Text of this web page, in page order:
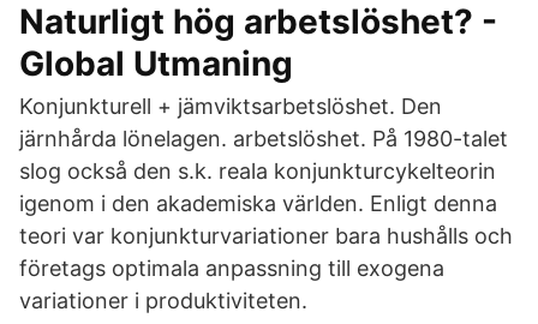
Naturligt hög arbetslöshet? -
Global Utmaning
Konjunkturell + jämviktsarbetslöshet. Den
järnhårda lönelagen. arbetslöshet. På 1980-talet
slog också den s.k. reala konjunkturcykelteorin
igenom i den akademiska världen. Enligt denna
teori var konjunkturvariationer bara hushålls och
företags optimala anpassning till exogena
variationer i produktiviteten.